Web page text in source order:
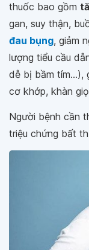
thuốc bao gồm
gan, suy thận,
đau bụng, giảm
lượng tiểu cầu
dễ bị bầm tím...),
cơ khớp, khàn
Người bệnh cần
triệu chứng bất